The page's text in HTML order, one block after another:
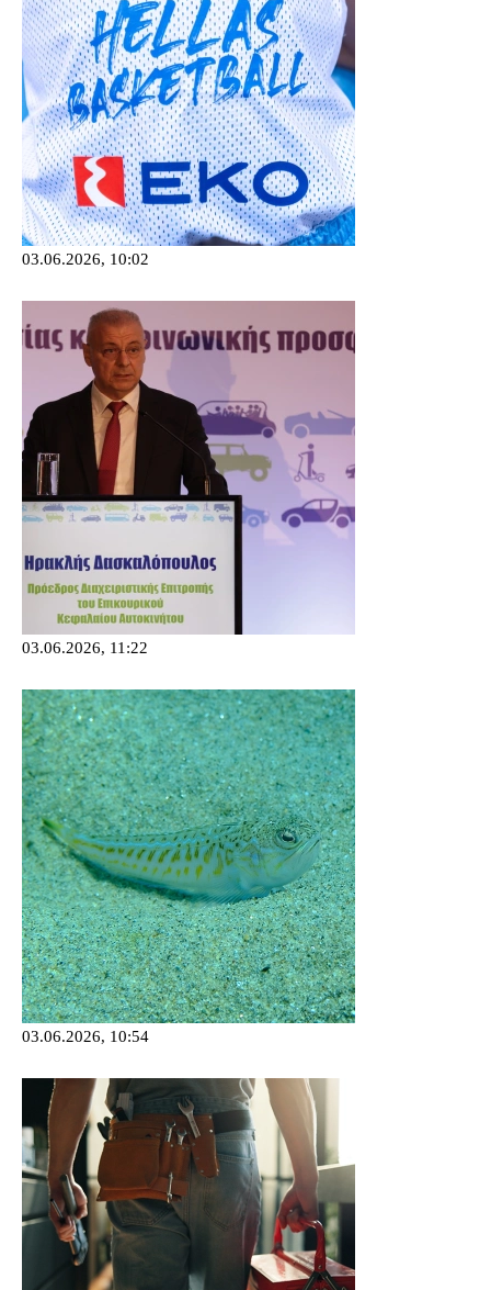
03.06.2026, 10:02
03.06.2026, 11:22
03.06.2026, 10:54